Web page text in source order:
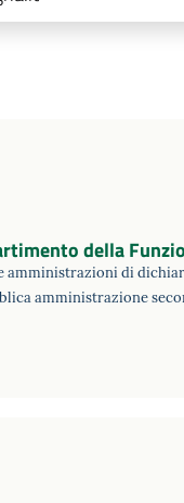
della
amministrazioni di
amministrazione